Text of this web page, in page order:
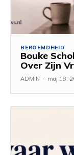
BEROEMDHEID
Bouke
Over Zijn
ADMIN - maj 18,